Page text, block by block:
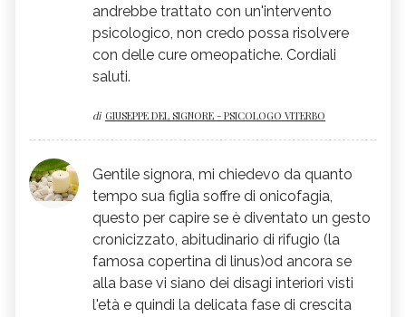
le sue paure, le sue insicurezze, che cosa la
turba maggiormente, qualche giorno fa ho
pubblicato un articolo sul mio blog proprio
inerente all'onicofagia la invito se ha
Bach. Per qualsiasi ulteriore chiarimento o
consiglio non esiti a contattarmi Distinti
Saluti
andrebbe trattato con un'intervento
psicologico, non credo possa risolvere
con delle cure omeopatiche. Cordiali
saluti.
di GIUSEPPE DEL SIGNORE - PSICOLOGO VITERBO
Gentile signora, mi chiedevo da quanto
tempo sua figlia soffre di onicofagia,
questo per capire se è diventato un gesto
cronicizzato, abitudinario di rifugio (la
famosa copertina di linus)od ancora se
alla base vi siano dei disagi interiori visti
l'età e quindi la delicata fase di crescita